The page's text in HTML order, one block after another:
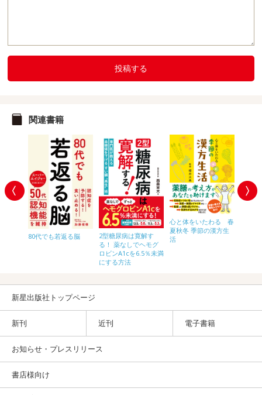
投稿する
関連書籍
80代でも若返る脳
2型糖尿病は寛解す
る！ 薬なしでヘモグ
ロビンA1cを6.5％未満
にする方法
心と体をいたわる 春
夏秋冬 季節の漢方生
活
新星出版社トップページ
新刊 近刊 電子書籍
お知らせ・プレスリリース
書店様向け